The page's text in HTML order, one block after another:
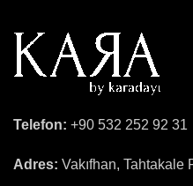
Telefon: +90 532 252 92 31
Adres: Vakıfhan, Tahtakale